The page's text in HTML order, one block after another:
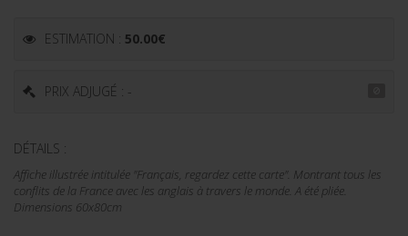
ESTIMATION : 50.00€
PRIX ADJUGÉ : -
DÉTAILS :
Affiche illustrée intitulée "Français, regardez cette carte". Montrant tous les
conflits de la France avec les anglais à travers le monde. A été pliée.
Dimensions 60x80cm